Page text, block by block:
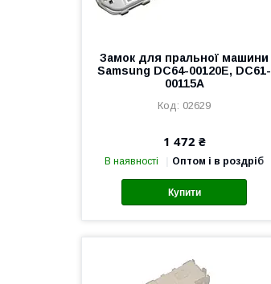
Замок для пральної машини
Samsung DC64-00120E, DC61-
00115A
02629
1 472 ₴
В наявності Оптом і в роздріб
Купити